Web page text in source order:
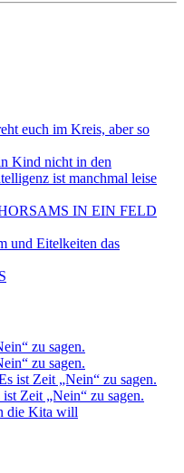
euch im Kreis, aber so
Kind nicht in den
ist manchmal leise
IN EIN FELD
und Eitelkeiten das
zu sagen.
zu sagen.
ist Zeit „Nein“ zu sagen.
Zeit „Nein“ zu sagen.
die Kita will